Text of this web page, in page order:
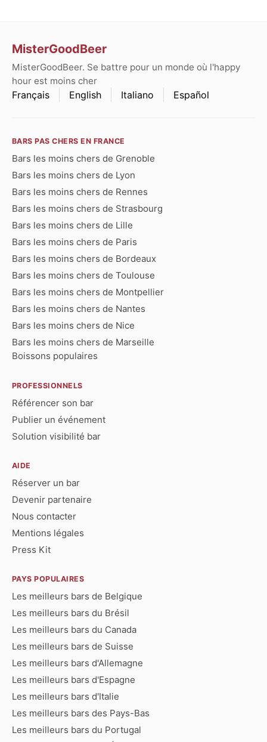
MisterGoodBeer
MisterGoodBeer. Se battre pour un monde où l'happy
hour est moins cher
Français English Italiano Español
BARS PAS CHERS EN FRANCE
Bars les moins chers de Grenoble
Bars les moins chers de Lyon
Bars les moins chers de Rennes
Bars les moins chers de Strasbourg
Bars les moins chers de Lille
Bars les moins chers de Paris
Bars les moins chers de Bordeaux
Bars les moins chers de Toulouse
Bars les moins chers de Montpellier
Bars les moins chers de Nantes
Bars les moins chers de Nice
Bars les moins chers de Marseille
Boissons populaires
PROFESSIONNELS
Référencer son bar
Publier un événement
Solution visibilité bar
AIDE
Réserver un bar
Devenir partenaire
Nous contacter
Mentions légales
Press Kit
PAYS POPULAIRES
Les meilleurs bars de Belgique
Les meilleurs bars du Brésil
Les meilleurs bars du Canada
Les meilleurs bars de Suisse
Les meilleurs bars d'Allemagne
Les meilleurs bars d'Espagne
Les meilleurs bars d'Italie
Les meilleurs bars des Pays-Bas
Les meilleurs bars du Portugal